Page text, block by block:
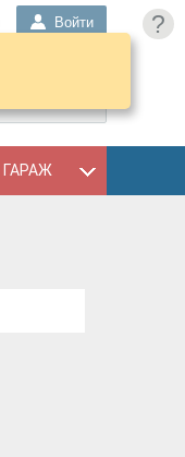
?
Войти
ГАРАЖ